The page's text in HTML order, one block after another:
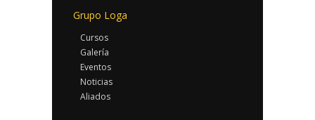
Grupo Loga
Cursos
Galería
Eventos
Noticias
Aliados